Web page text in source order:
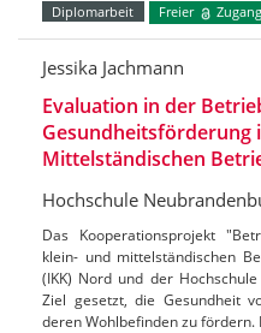
Diplomarbeit Freier Zugang
Jessika Jachmann
Evaluation in der
Gesundheitsförderung
Mittelständischen
Hochschule
Das Kooperationsprojekt
klein- und mittelständischen
(IKK) Nord und der
Ziel gesetzt, die Gesundheit
deren Wohlbefinden zu